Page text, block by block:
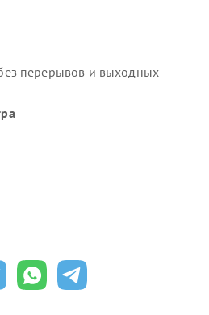
перерывов и выходных